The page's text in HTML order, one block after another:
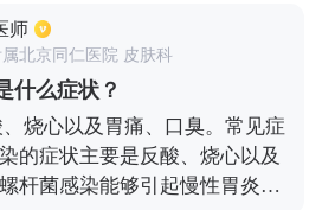
带婴儿去医院，因为这是一个
上可以确认婴儿患有肺炎。1.
不规则发热、缓解发热或漏
生儿或严重营养不良的儿童不
来确定疾病的严重程度，因为
高或低于正常水平。这时，也
在37.3度以上。另外还会出现
咳嗽、喉咙疼痛等。随着症状
吸困难、胸闷、气短，甚至会
状。进行影像学的检查会发现
间质的改变。表现严重的还会
休克、凝血功能障碍和肾功能
师
北京同仁医院 皮肤科
什么症状？
烧心以及胃痛、口臭。常见症
的症状主要是反酸、烧心以及
杆菌感染能够引起慢性胃炎。